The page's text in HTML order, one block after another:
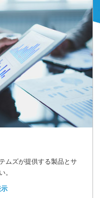
ムズが提供する製品とサ
。